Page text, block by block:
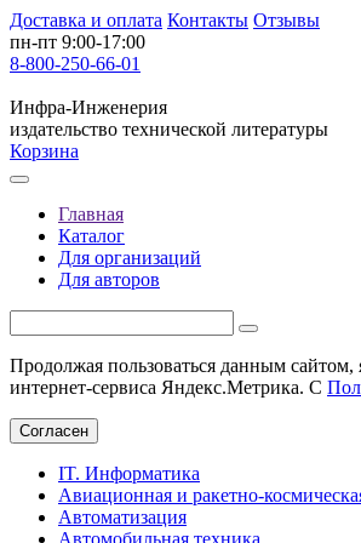
Доставка и оплата Контакты Отзывы
пн-пт 9:00-17:00
8-800-250-66-01
Инфра-Инженерия
издательство технической литературы
Корзина
Главная
Каталог
Для организаций
Для авторов
Продолжая пользоваться данным
интернет-сервиса Яндекс.Метрика. С
Согласен
IT. Информатика
Авиационная и ракетно-
Автоматизация
Автомобильная техника